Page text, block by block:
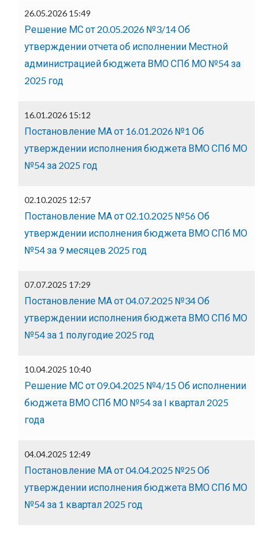
26.05.2026 15:49
Решение МС от 20.05.2026 №3/14 Об
утверждении отчета об исполнении Местной
администрацией бюджета ВМО СПб МО №54 за
2025 год
16.01.2026 15:12
Постановление МА от 16.01.2026 №1 Об
утверждении исполнения бюджета ВМО СПб МО
№54 за 2025 год
02.10.2025 12:57
Постановление МА от 02.10.2025 №56 Об
утверждении исполнения бюджета ВМО СПб МО
№54 за 9 месяцев 2025 год
07.07.2025 17:29
Постановление МА от 04.07.2025 №34 Об
утверждении исполнения бюджета ВМО СПб МО
№54 за 1 полугодие 2025 год
10.04.2025 10:40
Решение МС от 09.04.2025 №4/15 Об исполнении
бюджета ВМО СПб МО №54 за I квартал 2025
года
04.04.2025 12:49
Постановление МА от 04.04.2025 №25 Об
утверждении исполнения бюджета ВМО СПб МО
№54 за 1 квартал 2025 год